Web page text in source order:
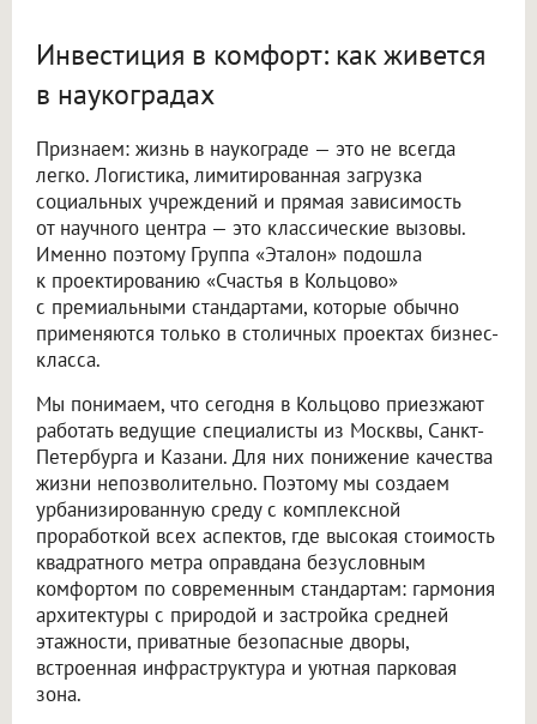
Инвестиция в комфорт: как живется
в наукоградах
Признаем: жизнь в наукограде — это не всегда
легко. Логистика, лимитированная загрузка
социальных учреждений и прямая зависимость
от научного центра — это классические вызовы.
Именно поэтому Группа «Эталон» подошла
к проектированию «Счастья в Кольцово»
с премиальными стандартами, которые обычно
применяются только в столичных проектах бизнес-
класса.
Мы понимаем, что сегодня в Кольцово приезжают
работать ведущие специалисты из Москвы, Санкт-
Петербурга и Казани. Для них понижение качества
жизни непозволительно. Поэтому мы создаем
урбанизированную среду с комплексной
проработкой всех аспектов, где высокая стоимость
квадратного метра оправдана безусловным
комфортом по современным стандартам: гармония
архитектуры с природой и застройка средней
этажности, приватные безопасные дворы,
встроенная инфраструктура и уютная парковая
зона.